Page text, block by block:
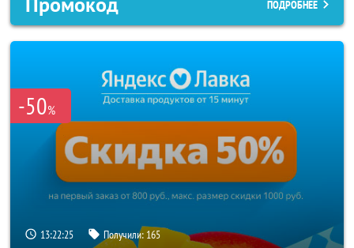
ПОДРОБНЕЕ
-50%
13:22:25 Получили: 165